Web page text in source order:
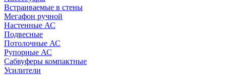
Встраиваемые в стены
Мегафон ручной
Настенные АС
Подвесные
Потолочные АС
Рупорные АС
Сабвуферы компактные
Усилители